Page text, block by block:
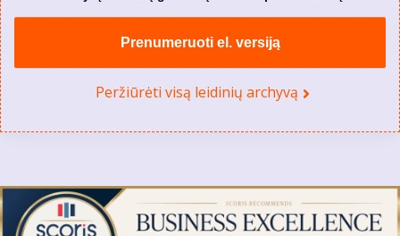
Prenumeruoti el. versiją
Peržiūrėti visą leidinių archyvą